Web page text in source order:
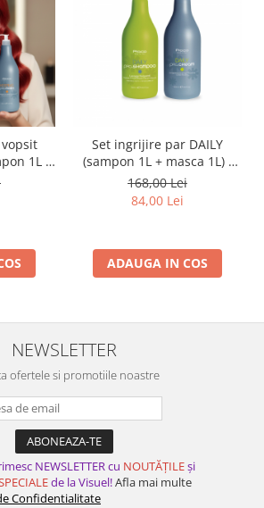
1L +
Set ingrijire par DAILY
(sampon 1L + masca 1L) -
PRO.CO
168,00 Lei
84,00 Lei
ADAUGA IN COS
NEWSLETTER
ofertele si promotiile noastre
NEWSLETTER cu NOUTĂȚILEși
de la Visuel!Afla mai multe
Confidentialitate